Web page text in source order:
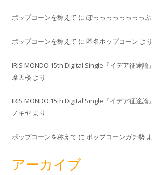
ポップコーンを称えて に ぽっっっっっっっっぷ
ポップコーンを称えて に 匿名ポップコーン より
IRIS MONDO 15th Digital Single『イデア征途論
摩天楼 より
IRIS MONDO 15th Digital Single『イデア征途論
ノキヤ より
ポップコーンを称えて に ポップコーンガチ勢
アーカイブ